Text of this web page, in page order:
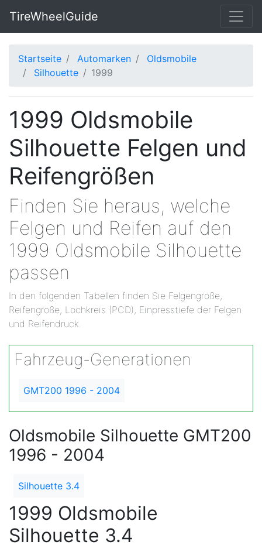
TireWheelGuide
Startseite Automarken
Oldsmobile
Silhouette
1999
1999 Oldsmobile
Silhouette Felgen und
Reifengrößen
Finden Sie heraus, welche
Felgen und Reifen auf den
1999 Oldsmobile Silhouette
passen
In den folgenden Tabellen finden Sie Felgengröße,
Reifengröße, Lochkreis (PCD), Einpresstiefe der Felgen
und Reifendruck.
Fahrzeug-Generationen
GMT200 1996 - 2004
Oldsmobile Silhouette GMT200
1996 - 2004
Silhouette 3.4
1999 Oldsmobile
Silhouette 3.4